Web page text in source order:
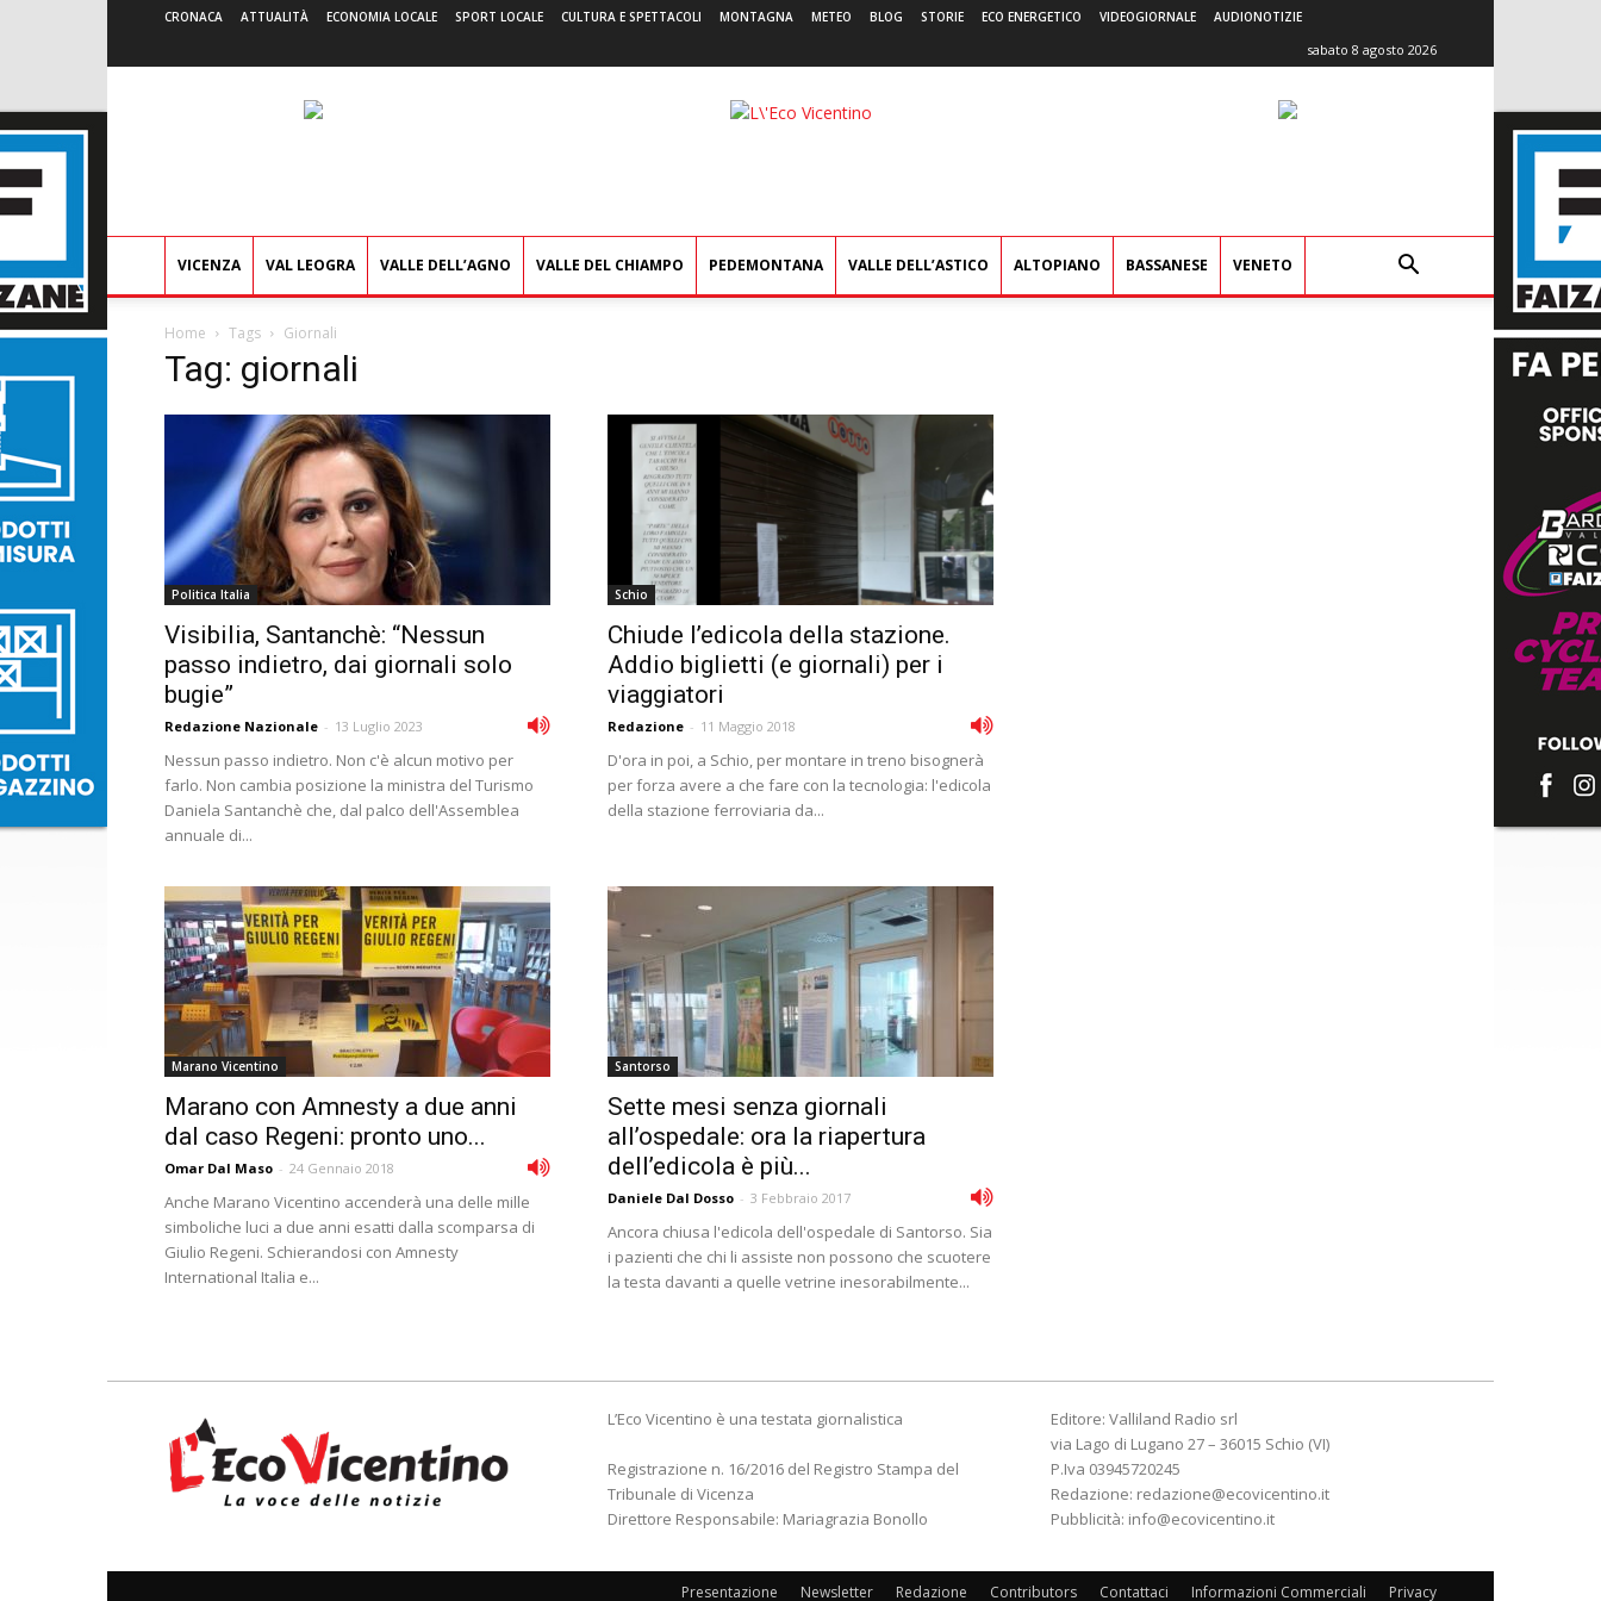
CRONACA ATTUALITÀ ECONOMIA LOCALE SPORT LOCALE CULTURA E SPETTACOLI MONTAGNA METEO BLOG STORIE ECO ENERGETICO VIDEOGIORNALE AUDIONOTIZIE
sabato 8 agosto 2026
L'Eco
VICENZA VAL LEOGRA VALLE DELL’AGNO VALLE DEL CHIAMPO PEDEMONTANA VALLE DELL’ASTICO ALTOPIANO BASSANESE VENETO
Home Tags Giornali
Tag: giornali
Politica Italia
Visibilia, Santanchè: “Nessun
passo indietro, dai giornali solo
bugie”
Redazione Nazionale - 13 Luglio 2023
Nessun passo indietro. Non c'è alcun motivo per
farlo. Non cambia posizione la ministra del Turismo
Daniela Santanchè che, dal palco dell'Assemblea
annuale di...
Schio
Chiude l’edicola della stazione.
Addio biglietti (e giornali) per i
viaggiatori
Redazione - 11 Maggio 2018
D'ora in poi, a Schio, per montare in treno bisognerà
per forza avere a che fare con la tecnologia: l'edicola
della stazione ferroviaria da...
Marano Vicentino
Marano con Amnesty a due anni
dal caso Regeni: pronto uno...
Omar Dal Maso - 24 Gennaio 2018
Anche Marano Vicentino accenderà una delle mille
simboliche luci a due anni esatti dalla scomparsa di
Giulio Regeni. Schierandosi con Amnesty
International Italia e...
Santorso
Sette mesi senza giornali
all’ospedale: ora la riapertura
dell’edicola è più...
Daniele Dal Dosso - 3 Febbraio 2017
Ancora chiusa l'edicola dell'ospedale di Santorso. Sia
i pazienti che chi li assiste non possono che scuotere
la testa davanti a quelle vetrine inesorabilmente...
L’Eco Vicentino è una testata giornalistica
Registrazione n. 16/2016 del Registro Stampa del
Tribunale di Vicenza
Direttore Responsabile: Mariagrazia Bonollo
Editore: Valliland Radio srl
via Lago di Lugano 27 – 36015 Schio (VI)
P.Iva 03945720245
Redazione: redazione@ecovicentino.it
Pubblicità: info@ecovicentino.it
Presentazione Newsletter Redazione Contributors Contattaci Informazioni Commerciali Privacy